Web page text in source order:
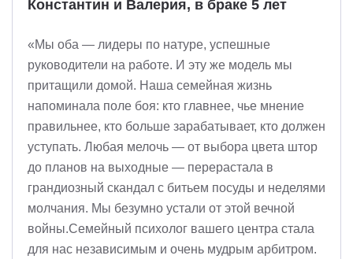
Константин и Валерия, в браке 5 лет
«Мы оба — лидеры по натуре, успешные
руководители на работе. И эту же модель мы
притащили домой. Наша семейная жизнь
напоминала поле боя: кто главнее, чье мнение
правильнее, кто больше зарабатывает, кто должен
уступать. Любая мелочь — от выбора цвета штор
до планов на выходные — перерастала в
грандиозный скандал с битьем посуды и неделями
молчания. Мы безумно устали от этой вечной
войны.Семейный психолог вашего центра стала
для нас независимым и очень мудрым арбитром.